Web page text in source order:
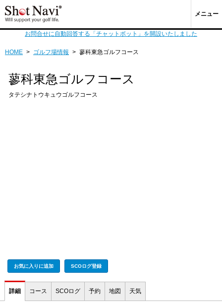
メニュー
お問合せに自動回答する「チャットボット」を開設いたしました
HOME > ゴルフ場情報 > 蓼科東急ゴルフコース
蓼科東急ゴルフコース
タテシナトウキュウゴルフコース
お気に入りに追加 SCOログ登録
詳細 コース SCOログ 予約 地図 天気